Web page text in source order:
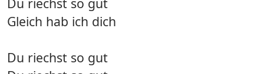
Gleich hab ich dich
Du riechst so gut